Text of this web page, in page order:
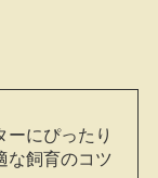
ーにぴったり
な飼育のコツ